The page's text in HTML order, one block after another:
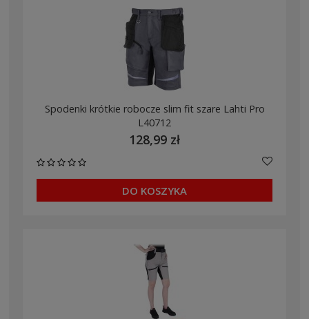
Spodenki krótkie robocze slim fit szare Lahti Pro
L40712
128,99 zł
DO KOSZYKA